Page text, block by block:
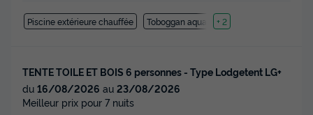
Piscine extérieure chauffée Toboggan aquatique
+ 2
TENTE TOILE ET BOIS 6 personnes - Type Lodgetent LG+
du 16/08/2026 au 23/08/2026
Meilleur prix pour 7 nuits